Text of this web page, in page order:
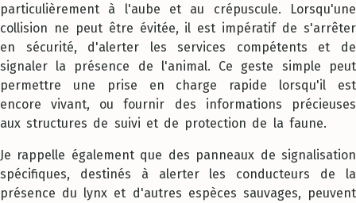
particulièrement à l'aube et au crépuscule. Lorsqu'une
collision ne peut être évitée, il est impératif de s'arrêter
en sécurité, d'alerter les services compétents et de
signaler la présence de l'animal. Ce geste simple peut
permettre une prise en charge rapide lorsqu'il est
encore vivant, ou fournir des informations précieuses
aux structures de suivi et de protection de la faune.
Je rappelle également que des panneaux de signalisation
spécifiques, destinés à alerter les conducteurs de la
présence du lynx et d'autres espèces sauvages, peuvent